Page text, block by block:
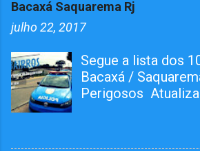
Bacaxá Saquarema Rj
julho 22, 2017
Segue a lista dos
Bacaxá /
Perigosos
Tiroteiro essa